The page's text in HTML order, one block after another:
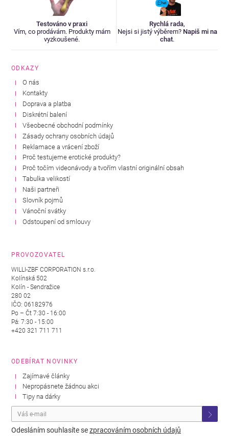
Testováno v praxi
Vím, co prodávám. Produkty mám
vyzkoušené.
Rychlá rada,
Nejsi si jistý výběrem? Napiš mi na
chat.
ODKAZY
O nás
Kontakty
Doprava a platba
Diskrétní balení
Všeobecné obchodní podmínky
Zásady ochrany osobních údajů
Reklamace a vrácení zboží
Proč testujeme erotické produkty?
Proč točím videonávody a tvořím vlastní originální obsah
Tabulka velikostí
Naši partneři
Slovník pojmů
Vánoční svátky
Odstoupení od smlouvy
PROVOZOVATEL
WILLI-ZBF CORPORATION s.r.o.
Kolínská 502
Kolín - Sendražice
280 02
IČO: 06182976
Po – Čt 7:30 - 16:00
Pá: 7:30 - 15:00
+420 321 711 711
ODEBÍRAT NOVINKY
Zajímavé články
Nepropásnete žádnou akci
Tipy na dárky
Odesláním souhlasíte sezpracováním osobních údajů